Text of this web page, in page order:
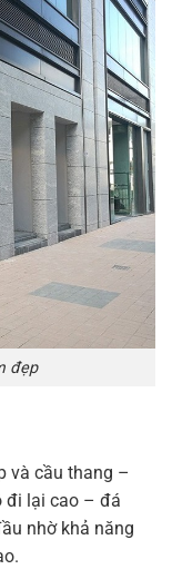
đẹp
và cầu thang –
đi lại cao – đá
nhờ khả năng